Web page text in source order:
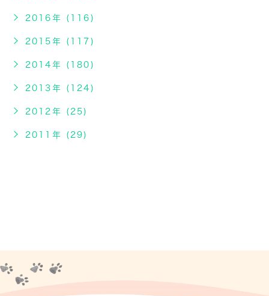
2016年 (116)
2015年 (117)
2014年 (180)
2013年 (124)
2012年 (25)
2011年 (29)